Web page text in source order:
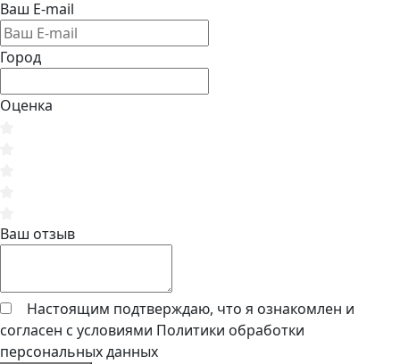
Ваш E-mail
Город
Оценка
Ваш отзыв
Настоящим подтверждаю, что я ознакомлен и
согласен с условиями Политики обработки
персональных данных